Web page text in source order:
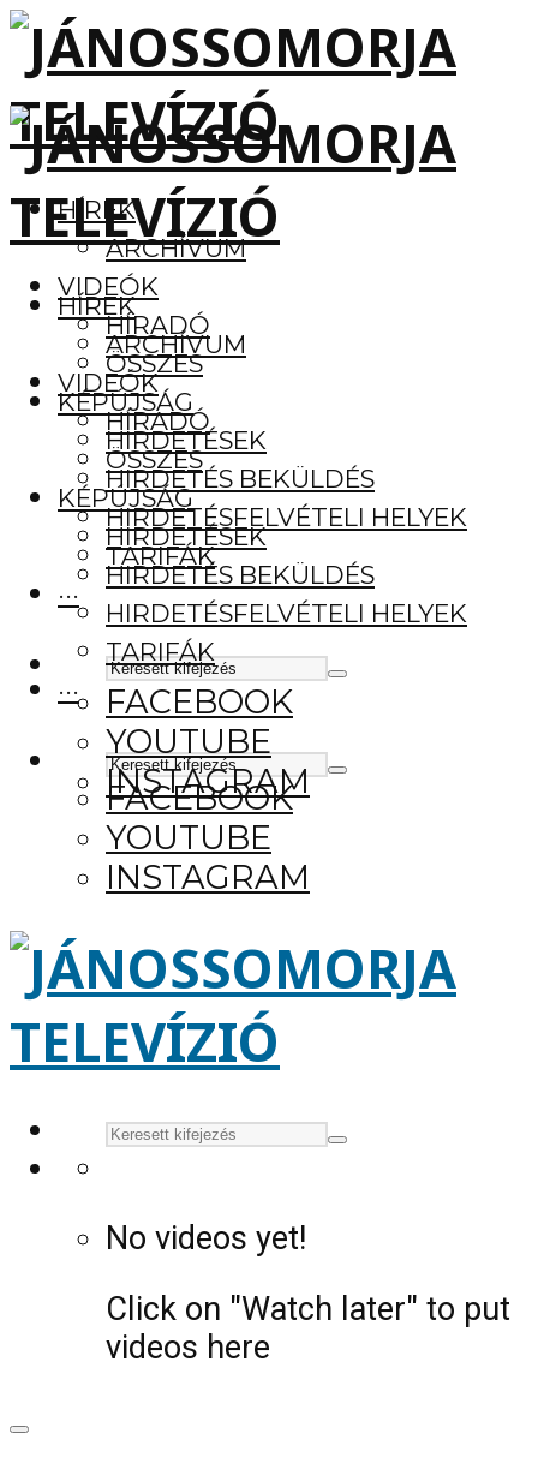
HÍREK
ARCHÍVUM
VIDEÓK
HÍRADÓ
ÖSSZES
KÉPÚJSÁG
HIRDETÉSEK
HIRDETÉS BEKÜLDÉS
HIRDETÉSFELVÉTELI HELYEK
TARIFÁK
···
FACEBOOK
YOUTUBE
INSTAGRAM
HÍREK
ARCHÍVUM
VIDEÓK
HÍRADÓ
ÖSSZES
KÉPÚJSÁG
HIRDETÉSEK
HIRDETÉS BEKÜLDÉS
HIRDETÉSFELVÉTELI HELYEK
TARIFÁK
···
FACEBOOK
YOUTUBE
INSTAGRAM
No videos yet!
Click on "Watch later" to put
videos here